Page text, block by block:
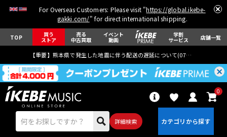
For Overseas Customers: Please visit "https://global.ikebe-
gakki.com/" for direct international shipping.
TOP 買う
ストア
売る
中古買取
イベント
動画
学割
サービス 店舗一覧
【重要】熊本県で発生した地震に伴う配送の遅延について(07月29日
詳細検索
0